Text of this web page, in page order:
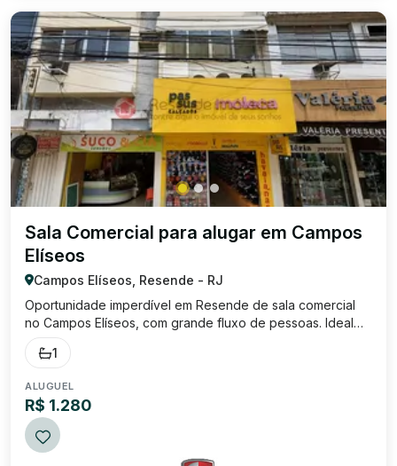
Sala Comercial para alugar em Campos
Elíseos
Campos Elíseos, Resende - RJ
Oportunidade imperdível em Resende de sala comercial
no Campos Elíseos, com grande fluxo de pessoas. Ideal
para seu negócio crescer. Sala ampla com banheiro social;
Entre em contato com Roberta Imóveis e agende sua visita.
1
ALUGUEL
R$ 1.280